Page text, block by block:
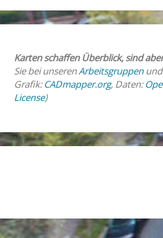
Karten schaffen Überblick, sind
Sie bei unserenArbeitsgruppenund
Grafik:CADmapper.org, Daten:
License)